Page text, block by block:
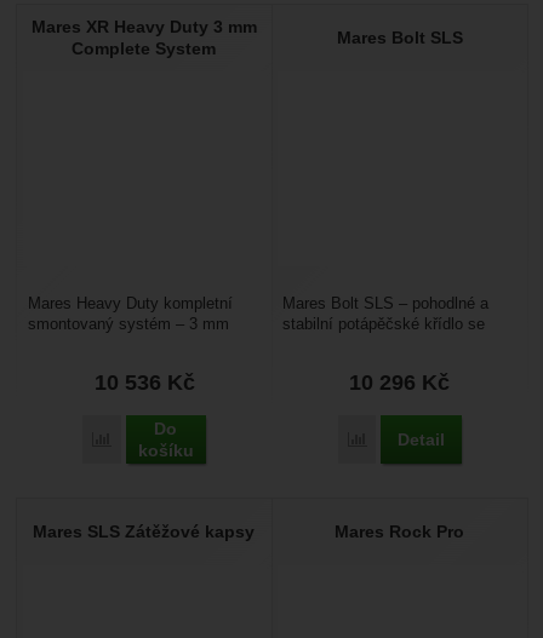
Mares XR Heavy Duty 3 mm
Complete System
10 536 Kč
Přidat 'Mares XR Heavy Duty 3 mm Complete System' k
Do
košíku
Mares Heavy Duty kompletní
smontovaný systém – 3 mm
potápěčského...
Mares Bolt SLS
10 296 Kč
Přidat 'Mares Bolt SLS'
Detail
Mares Bolt SLS – pohodlné a
stabilní potápěčské křídlo se
Mares SLS Zátěžové kapsy Mares Rock Pro